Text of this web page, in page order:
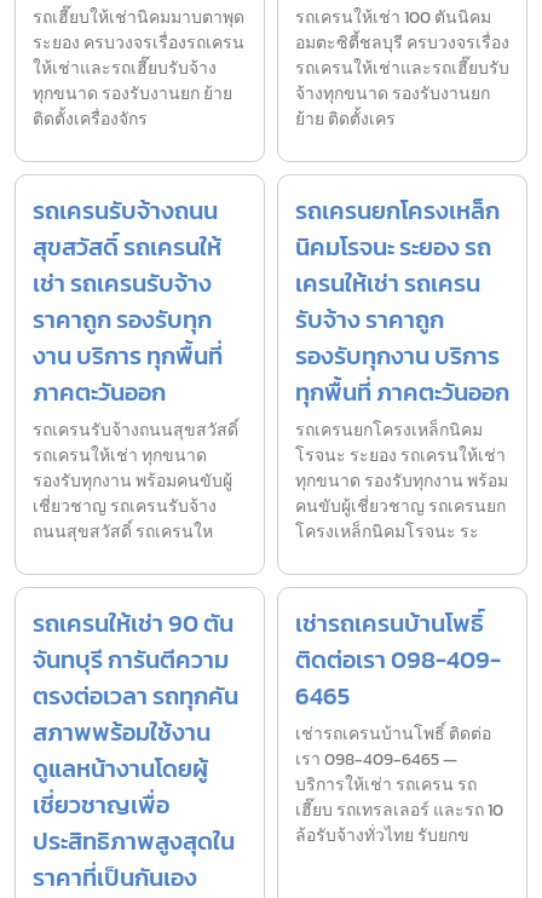
รถเฮี๊ยบให้เช่านิคมมาบตาพุด
ระยอง ครบวงจรเรื่องรถเครน
ให้เช่าและรถเฮี๊ยบรับจ้าง
ทุกขนาด รองรับงานยก ย้าย
ติดตั้งเครื่องจักร
รถเครนให้เช่า 100 ตันนิคม
อมตะซิตี้ชลบุรี ครบวงจรเรื่อง
รถเครนให้เช่าและรถเฮี๊ยบรับ
จ้างทุกขนาด รองรับงานยก
ย้าย ติดตั้งเคร
รถเครนรับจ้างถนน
สุขสวัสดิ์ รถเครนให้
เช่า รถเครนรับจ้าง
ราคาถูก รองรับทุก
งาน บริการ ทุกพื้นที่
ภาคตะวันออก
รถเครนรับจ้างถนนสุขสวัสดิ์
รถเครนให้เช่า ทุกขนาด
รองรับทุกงาน พร้อมคนขับผู้
เชี่ยวชาญ รถเครนรับจ้าง
ถนนสุขสวัสดิ์ รถเครนให
รถเครนยกโครงเหล็ก
นิคมโรจนะ ระยอง รถ
เครนให้เช่า รถเครน
รับจ้าง ราคาถูก
รองรับทุกงาน บริการ
ทุกพื้นที่ ภาคตะวันออก
รถเครนยกโครงเหล็กนิคม
โรจนะ ระยอง รถเครนให้เช่า
ทุกขนาด รองรับทุกงาน พร้อม
คนขับผู้เชี่ยวชาญ รถเครนยก
โครงเหล็กนิคมโรจนะ ระ
รถเครนให้เช่า 90 ตัน
จันทบุรี การันตีความ
ตรงต่อเวลา รถทุกคัน
สภาพพร้อมใช้งาน
ดูแลหน้างานโดยผู้
เชี่ยวชาญเพื่อ
ประสิทธิภาพสูงสุดใน
ราคาที่เป็นกันเอง
เช่ารถเครนบ้านโพธิ์
ติดต่อเรา 098-409-
6465
เช่ารถเครนบ้านโพธิ์ ติดต่อ
เรา 098-409-6465 —
บริการให้เช่า รถเครน รถ
เฮี๊ยบ รถเทรลเลอร์ และรถ 10
ล้อรับจ้างทั่วไทย รับยกข